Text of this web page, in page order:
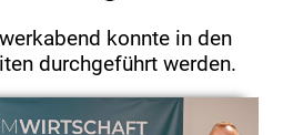
konnte in den
durchgeführt werden.